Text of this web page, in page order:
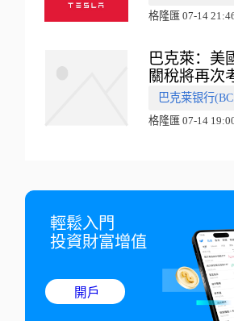
格隆匯 07-14
巴克萊：美
關稅將再次
巴克莱银行
格隆匯 07-14
輕鬆入門
投資財富增值
開戶